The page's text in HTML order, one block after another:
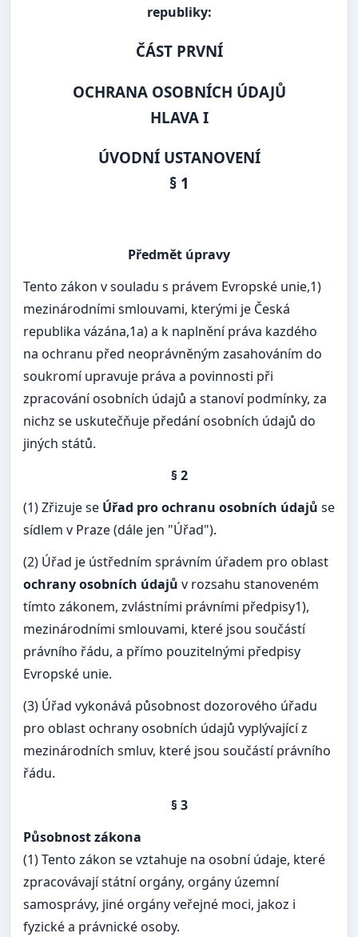
republiky:
ČÁST PRVNÍ
OCHRANA OSOBNÍCH ÚDAJŮ
HLAVA I
ÚVODNÍ USTANOVENÍ
§ 1
Předmět úpravy
Tento zákon v souladu s právem Evropské unie,1)
mezinárodními smlouvami, kterými je Česká
republika vázána,1a) a k naplnění práva kazdého
na ochranu před neoprávněným zasahováním do
soukromí upravuje práva a povinnosti při
zpracování osobních údajů a stanoví podmínky, za
nichz se uskutečňuje předání osobních údajů do
jiných států.
§ 2
(1) Zřizuje se Úřad pro ochranu osobních údajů se
sídlem v Praze (dále jen "Úřad").
(2) Úřad je ústředním správním úřadem pro oblast
ochrany osobních údajů v rozsahu stanoveném
tímto zákonem, zvlástními právními předpisy1),
mezinárodními smlouvami, které jsou součástí
právního řádu, a přímo pouzitelnými předpisy
Evropské unie.
(3) Úřad vykonává působnost dozorového úřadu
pro oblast ochrany osobních údajů vyplývající z
mezinárodních smluv, které jsou součástí právního
řádu.
§ 3
Působnost zákona
(1) Tento zákon se vztahuje na osobní údaje, které
zpracovávají státní orgány, orgány územní
samosprávy, jiné orgány veřejné moci, jakoz i
fyzické a právnické osoby.